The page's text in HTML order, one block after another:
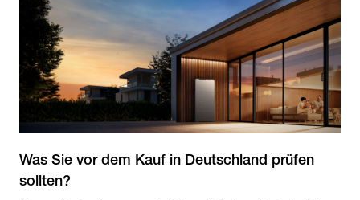
Was Sie vor dem Kauf in Deutschland prüfen